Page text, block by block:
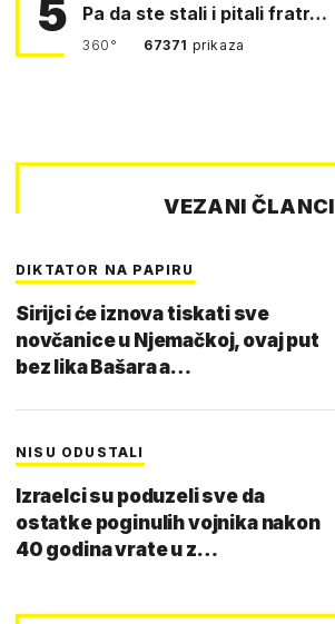
5 Pa da ste stali i pitali fratr…
360° 67371 prikaza
VEZANI ČLANCI
DIKTATOR NA PAPIRU
Sirijci će iznova tiskati sve
novčanice u Njemačkoj, ovaj put
bez lika Bašara a…
NISU ODUSTALI
Izraelci su poduzeli sve da
ostatke poginulih vojnika nakon
40 godina vrate u z…